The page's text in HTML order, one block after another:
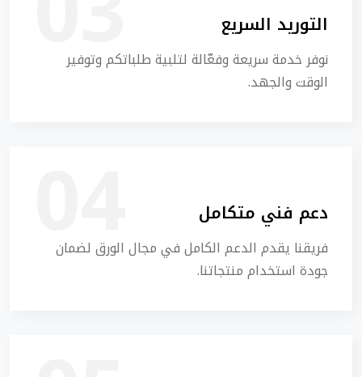
التوريد السريع
نوفر خدمة سريعة وفعّالة لتلبية طلباتكم وتوفير
الوقت والجهد.
دعم فني متكامل
فريقنا يقدم الدعم الكامل في مجال الورق لضمان
جودة استخدام منتجاتنا.